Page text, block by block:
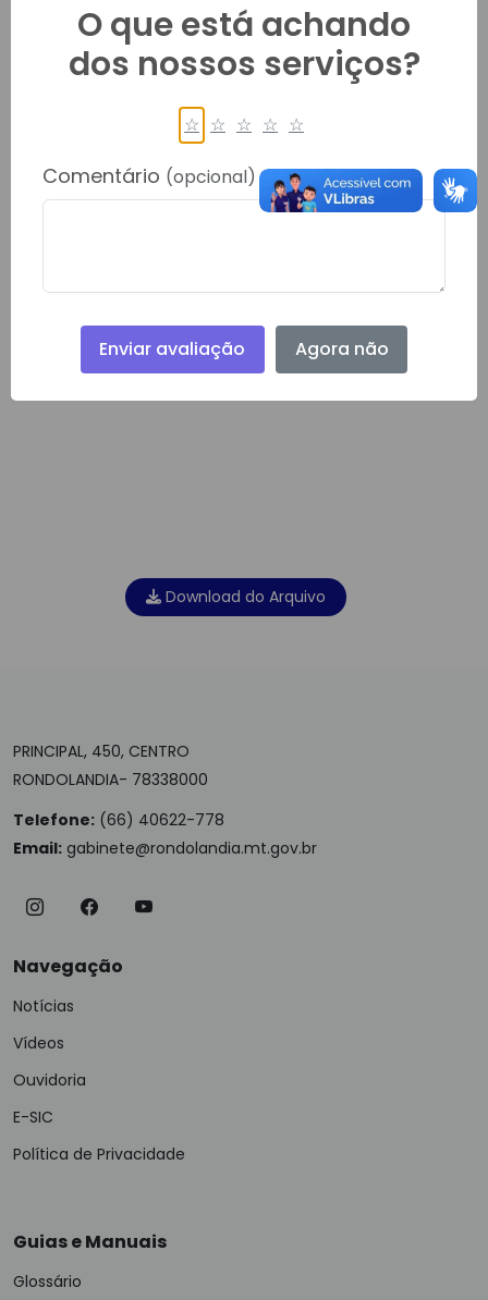
Download do Arquivo
PRINCIPAL, 450, CENTRO
RONDOLANDIA- 78338000
Telefone: (66) 40622-778
Email: gabinete@rondolandia.mt.gov.br
Navegação
Notícias
Vídeos
Ouvidoria
E-SIC
Política de Privacidade
Guias e Manuais
Glossário
O que está achando
dos nossos serviços?
☆ ☆ ☆ ☆ ☆
Comentário (opcional)
Enviar avaliação Agora não